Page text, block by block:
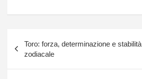
articoli
Toro: forza, determinazione e
zodiacale